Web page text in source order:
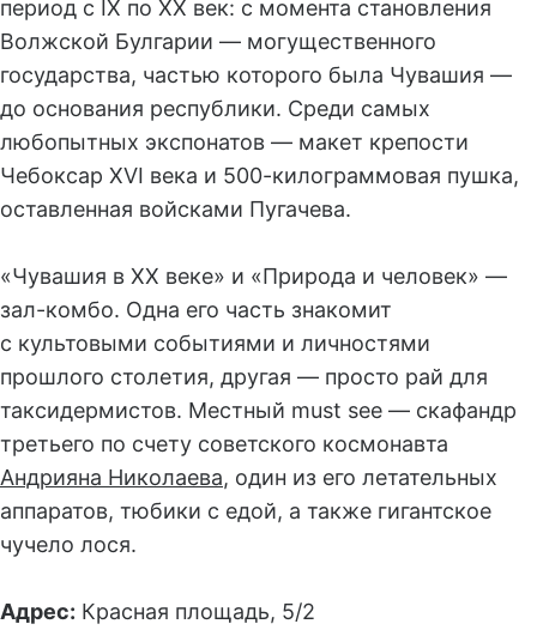
период с IX по XX век: с момента становления
Волжской Булгарии — могущественного
государства, частью которого была Чувашия —
до основания республики. Среди самых
любопытных экспонатов — макет крепости
Чебоксар XVI века и 500-килограммовая пушка,
оставленная войсками Пугачева.
«Чувашия в XX веке» и «Природа и человек» —
зал-комбо. Одна его часть знакомит
с культовыми событиями и личностями
прошлого столетия, другая — просто рай для
таксидермистов. Местный must see — скафандр
третьего по счету советского космонавта
Андрияна Николаева, один из его летательных
аппаратов, тюбики с едой, а также гигантское
чучело лося.
Адрес: Красная площадь, 5/2